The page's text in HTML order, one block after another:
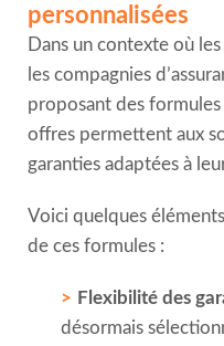
personnalisées
Dans un contexte où
les compagnies
proposant des formules
offres permettent aux
garanties adaptées à
Voici quelques
de ces formules :
Flexibilité des
désormais